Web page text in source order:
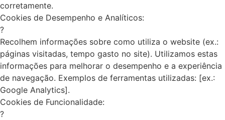
corretamente.
Cookies de Desempenho e Analíticos:
?
Recolhem informações sobre como utiliza o website (ex.:
páginas visitadas, tempo gasto no site). Utilizamos estas
informações para melhorar o desempenho e a experiência
de navegação. Exemplos de ferramentas utilizadas: [ex.:
Google Analytics].
Cookies de Funcionalidade:
?